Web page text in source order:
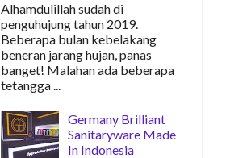
Alhamdulillah sudah di
penguhujung tahun 2019.
Beberapa bulan kebelakang
beneran jarang hujan, panas
banget! Malahan ada beberapa
tetangga ...
Germany Brilliant
Sanitaryware Made
In Indonesia